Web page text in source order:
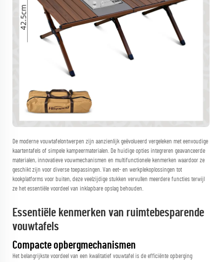
De moderne vouwtafelontwerpen zijn aanzienlijk geëvolueerd vergeleken met eenvoudige
kaartentafels of simpele kampeermaterialen. De huidige opties integreren geavanceerde
materialen, innovatieve vouwmechanismen en multifunctionele kenmerken waardoor ze
geschikt zijn voor diverse toepassingen. Van eet- en werkplekoplossingen tot
kookplatforms voor buiten, deze veelzijdige stukken vervullen meerdere functies terwijl
ze het essentiële voordeel van inklapbare opslag behouden.
Essentiële kenmerken van ruimtebesparende
vouwtafels
Compacte opbergmechanismen
Het belangrijkste voordeel van een kwalitatief vouwtafel is de efficiënte opberging